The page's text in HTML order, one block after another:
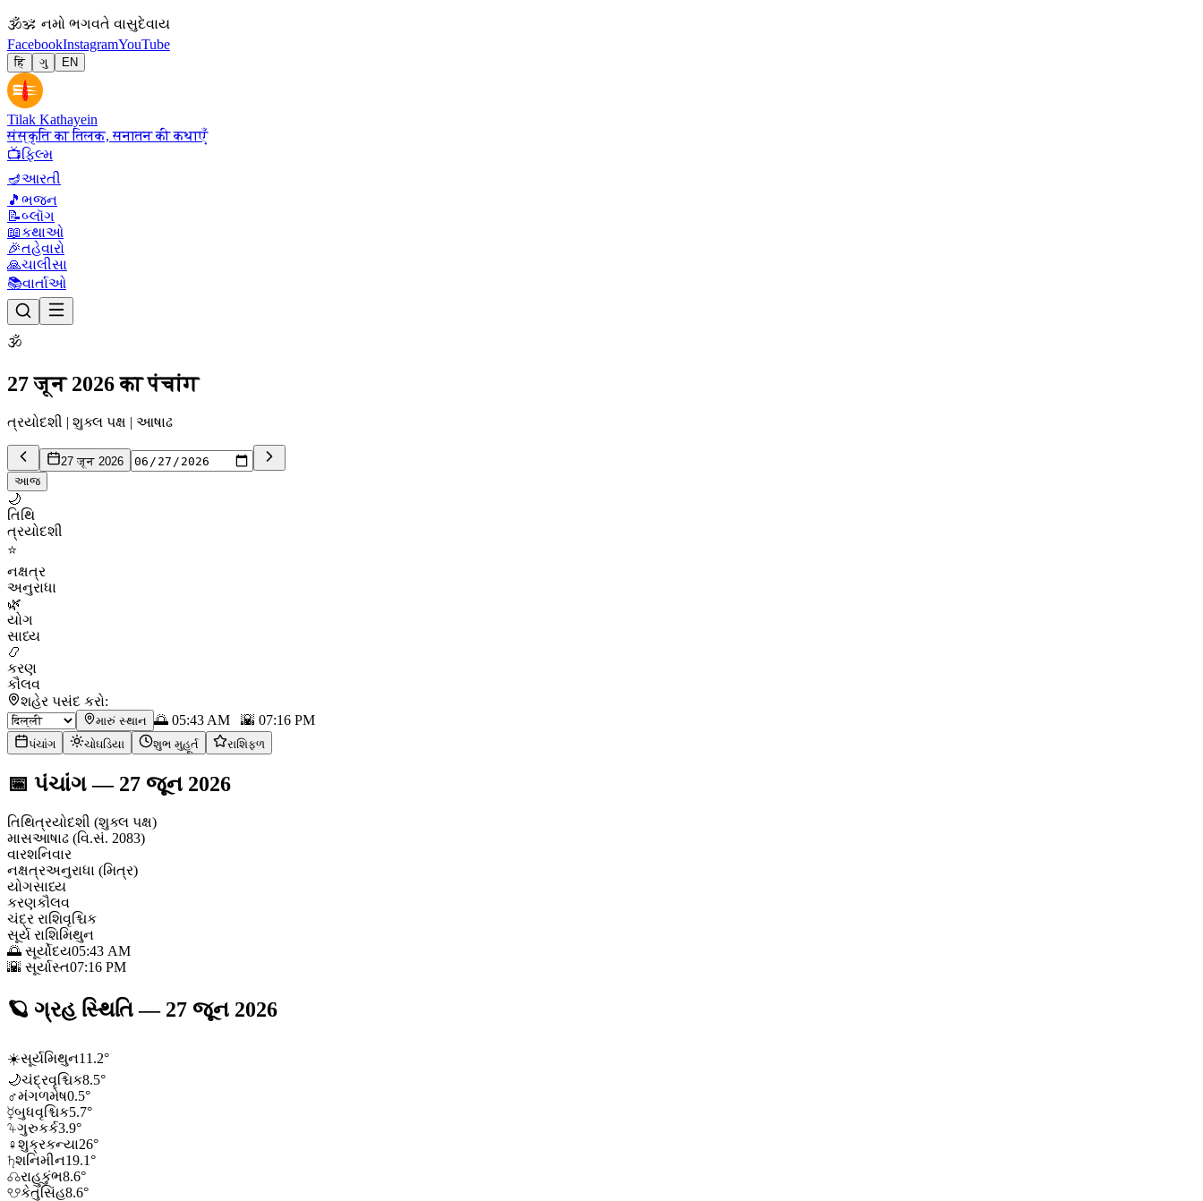
🕉ॐ નમો ભગવતે વાસુદેવાય
FacebookInstagramYouTube
हिं ગુ EN
Tilak Kathayein
संस्कृति का तिलक, सनातन की कथाएँ
📺ફિલ્મ
🪔આરતી
🎵 ભજન
📝બ્લૉગ
📖કથાઓ
🎉તહેવારો
🙏ચાલીસા
📚વાર્તાઓ
🕉
27 जून 2026 का पंचांग
ત્રયોદશી | શુક્લ પક્ષ | આષાઢ
27 जून 2026
આજ
🌙
તિથિ
ત્રયોદશી
⭐
નક્ષત્ર
અનુરાધા
🌿
યોગ
સાધ્ય
📿
કરણ
કૌલવ
શહેર પસંદ કરો:
મારું સ્થાન 🌅 05:43 AM 🌇 07:16 PM
પંચાંગ ચોઘડિયા શુભ મુહૂર્ત રાશિફળ
📅 પંચાંગ— 27 જૂન 2026
તિથિત્રયોદશી (શુક્લ પક્ષ)
માસઆષાઢ (વિ.સં. 2083)
વારશનિવાર
નક્ષત્રઅનુરાધા (મિત્ર)
યોગસાધ્ય
કરણકૌલવ
ચંદ્ર રાશિવૃશ્ચિક
સૂર્ય રાશિમિથુન
🌅 સૂર્યોદય05:43 AM
🌇 સૂર્યાસ્ત07:16 PM
🪐 ગ્રહ સ્થિતિ— 27 જૂન 2026
☀️સૂર્યમિથુન11.2°
🌙ચંદ્રવૃશ્ચિક8.5°
♂મંગળમેષ0.5°
☿બુધવૃશ્ચિક5.7°
♃ગુરુકર્ક3.9°
♀શુક્રકન્યા26°
♄શનિમીન19.1°
☊રાહુકુંભ8.6°
☋કેતુસિંહ8.6°